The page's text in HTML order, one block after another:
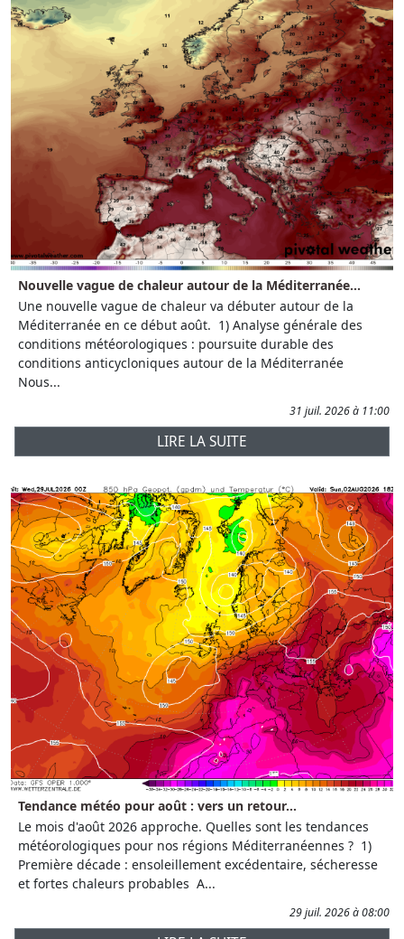
Nouvelle vague de chaleur autour de la Méditerranée...
Une nouvelle vague de chaleur va débuter autour de la
Méditerranée en ce début août. 1) Analyse générale des
conditions météorologiques : poursuite durable des
conditions anticycloniques autour de la Méditerranée
Nous...
31 juil. 2026 à 11:00
LIRE LA SUITE
Tendance météo pour août : vers un retour...
Le mois d'août 2026 approche. Quelles sont les tendances
météorologiques pour nos régions Méditerranéennes ? 1)
Première décade : ensoleillement excédentaire, sécheresse
et fortes chaleurs probables A...
29 juil. 2026 à 08:00